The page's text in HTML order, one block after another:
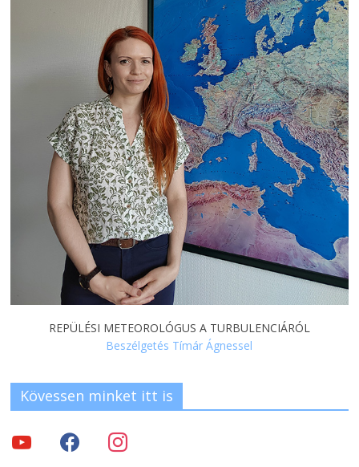
REPÜLÉSI METEOROLÓGUS A TURBULENCIÁRÓL
Beszélgetés Tímár Ágnessel
Kövessen minket itt is